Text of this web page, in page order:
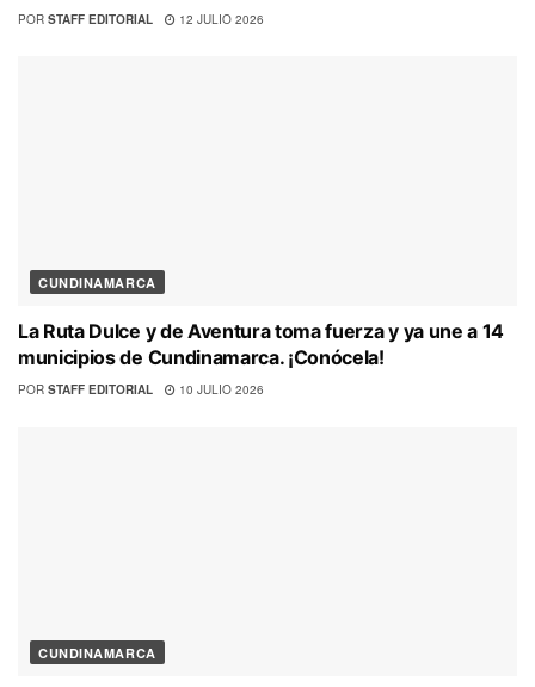
POR STAFF EDITORIAL 12 JULIO 2026
CUNDINAMARCA
La Ruta Dulce y de Aventura toma fuerza y ya une a 14
municipios de Cundinamarca. ¡Conócela!
POR STAFF EDITORIAL 10 JULIO 2026
CUNDINAMARCA